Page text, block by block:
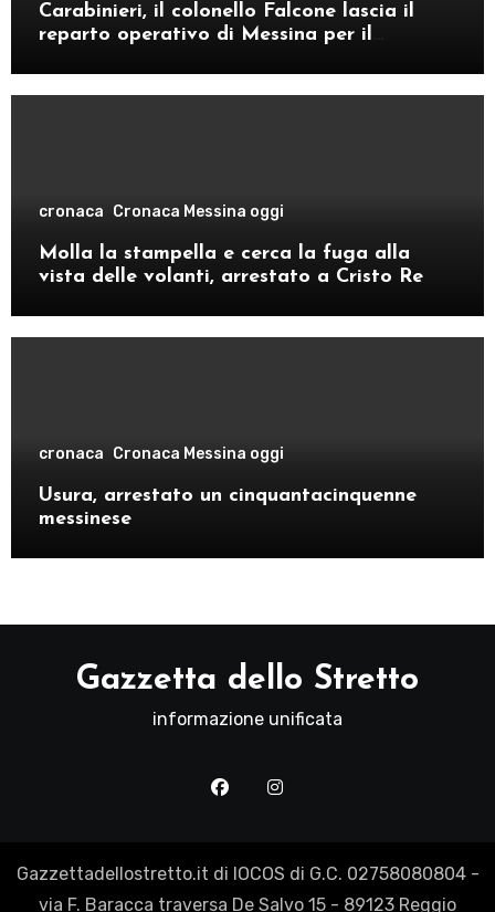
Carabinieri, il colonello Falcone lascia il
reparto operativo di Messina per il
cronaca Cronaca Messina oggi
Molla la stampella e cerca la fuga alla
vista delle volanti, arrestato a Cristo Re
cronaca Cronaca Messina oggi
Usura, arrestato un cinquantacinquenne
messinese
Gazzetta dello Stretto
informazione unificata
Gazzettadellostretto.it di IOCOS di G.C. 02758080804 -
via F. Baracca traversa De Salvo 15 - 89123 Reggio